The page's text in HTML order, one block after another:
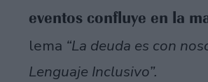
eventos confluye en la
lema “La deuda es con
Lenguaje Inclusivo”.